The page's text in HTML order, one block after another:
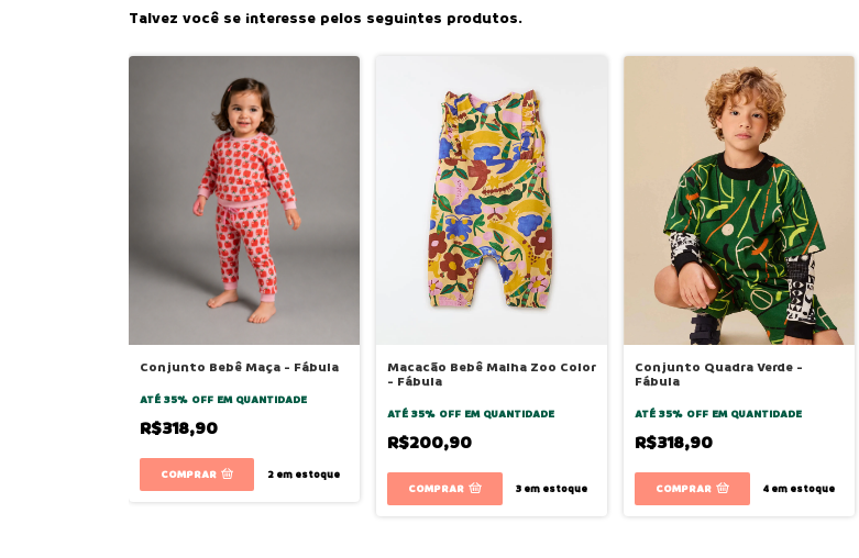
Talvez você se interesse pelos seguintes produtos.
Conjunto Bebê Maça - Fábula
ATÉ 35% OFF EM QUANTIDADE
R$318,90
COMPRAR 2em estoque
Macacão Bebê Malha Zoo Color
- Fábula
ATÉ 35% OFF EM QUANTIDADE
R$200,90
COMPRAR 3em estoque
Conjunto Quadra Verde -
Fábula
ATÉ 35% OFF EM QUANTIDADE
R$318,90
COMPRAR 4em estoque